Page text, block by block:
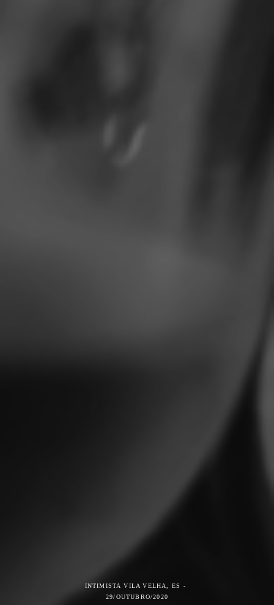
INTIMISTA VILA VELHA, ES
29/OUTUBRO/2020